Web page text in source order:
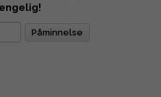
Påminnelse